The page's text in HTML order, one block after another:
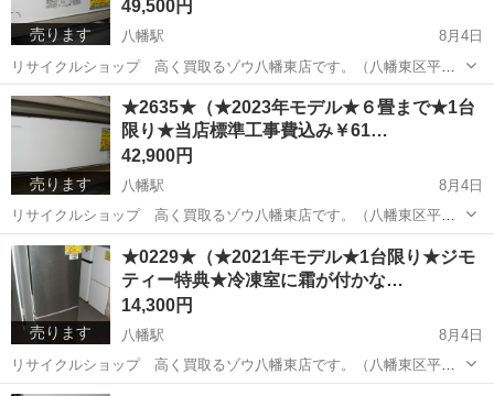
売ります
49,500円
八幡駅
8月4日
リサイクルショップ 高く買取るゾウ八幡東店です。（八幡東区平野
にあるゾウさんの看板のお店です） （※こちらの商品は、引き取り限
定で、現品限りです。） ☆分解洗浄済です☆ パナソニック ルームエ
アコン2.2K...
福岡 北九州市 八幡駅 季節、空調家電 ルーム
売ります
★2635★（★2023年モデル★６畳まで★1台
限り★当店標準工事費込み￥61…
42,900円
八幡駅
8月4日
リサイクルショップ 高く買取るゾウ八幡東店です。（八幡東区平野
にあるゾウさんの看板のお店です） （※こちらの商品は、引き取り限
定で、現品限りです。） ☆分解洗浄済です☆ ハイセンス ルームエア
コン2.2Kw...
福岡 北九州市 八幡駅 季節、空調家電 ハイセンス
売ります
★0229★（★2021年モデル★1台限り★ジモ
ティー特典★冷凍室に霜が付かな…
14,300円
八幡駅
8月4日
リサイクルショップ 高く買取るゾウ八幡東店です。（八幡東区平野
にあるゾウさんの看板のお店です） （※こちらの商品は、引き取り限